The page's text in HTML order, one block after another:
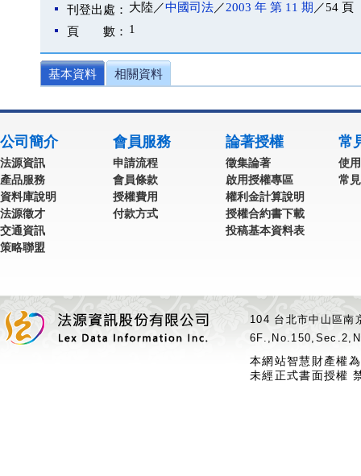
刊登出處： 大陸／中國司法／2003 年 第 11 期 ／54 頁
頁 數： 1
基本資料 相關資料
公司簡介
法源資訊
產品服務
資料庫說明
法源徵才
交通資訊
策略聯盟
會員服務
申請流程
會員條款
授權費用
付款方式
論著授權
徵集論著
啟用授權專區
權利金計算說明
授權合約書下載
投稿基本資料表
常
使
常
104 台北市中山區
本網站智慧財產權
未經正式書面授權